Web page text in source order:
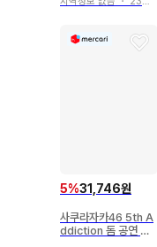
5%31,746원
사쿠라자카46 5th A
ddiction 돔 공연 오